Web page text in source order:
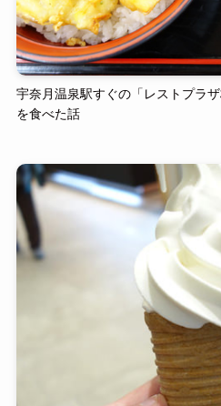
宇奈月温泉駅すぐの「レストプラ
を食べた話